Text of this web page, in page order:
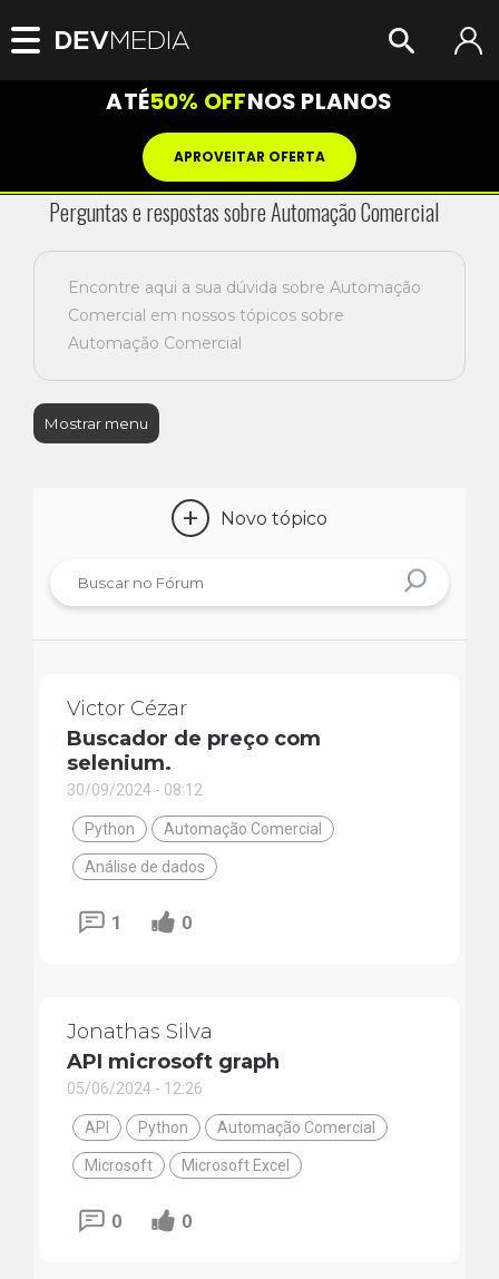
ATÉ50% OFFNOS PLANOS
APROVEITAR OFERTA
Perguntas e respostas sobre Automação Comercial
Encontre aqui a sua dúvida sobre Automação
Comercial em nossos tópicos sobre
Automação Comercial
Mostrar menu
+ Novo tópico
Victor Cézar
Buscador de preço com
selenium.
30/09/2024 - 08:12
Python Automação Comercial
Análise de dados
1 0
Jonathas Silva
API microsoft graph
05/06/2024 - 12:26
API Python Automação Comercial
Microsoft Microsoft Excel
0 0